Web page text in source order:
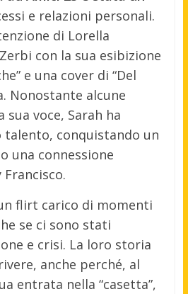
e relazioni personali.
di Lorella
con la sua esibizione
e una cover di “Del
Nonostante alcune
voce, Sarah ha
conquistando un
una connessione
flirt carico di momenti
se ci sono stati
e crisi. La loro storia
anche perché, al
entrata nella “casetta”,